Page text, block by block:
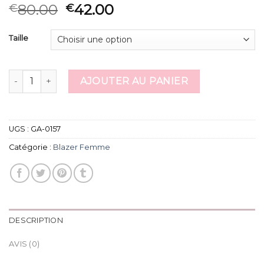
€80.00 €42.00
Taille
quantité de blazer femmeAJOUTER AU PANIER
UGS : GA-0157
Catégorie : Blazer Femme
DESCRIPTION
AVIS (0)